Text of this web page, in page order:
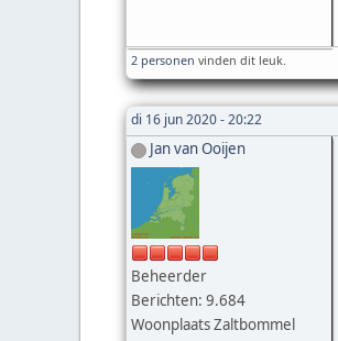
2 personen vinden dit leuk.
di 16 jun 2020 - 20:22
Jan van Ooijen
Beheerder
Berichten: 9.684
Woonplaats Zaltbommel